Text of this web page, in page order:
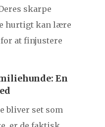
skarpe
hurtigt kan lære
at finjustere
En
bliver set som